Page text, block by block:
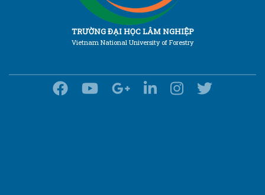
TRƯỜNG ĐẠI HỌC LÂM NGHIỆP
Vietnam National University of Forestry